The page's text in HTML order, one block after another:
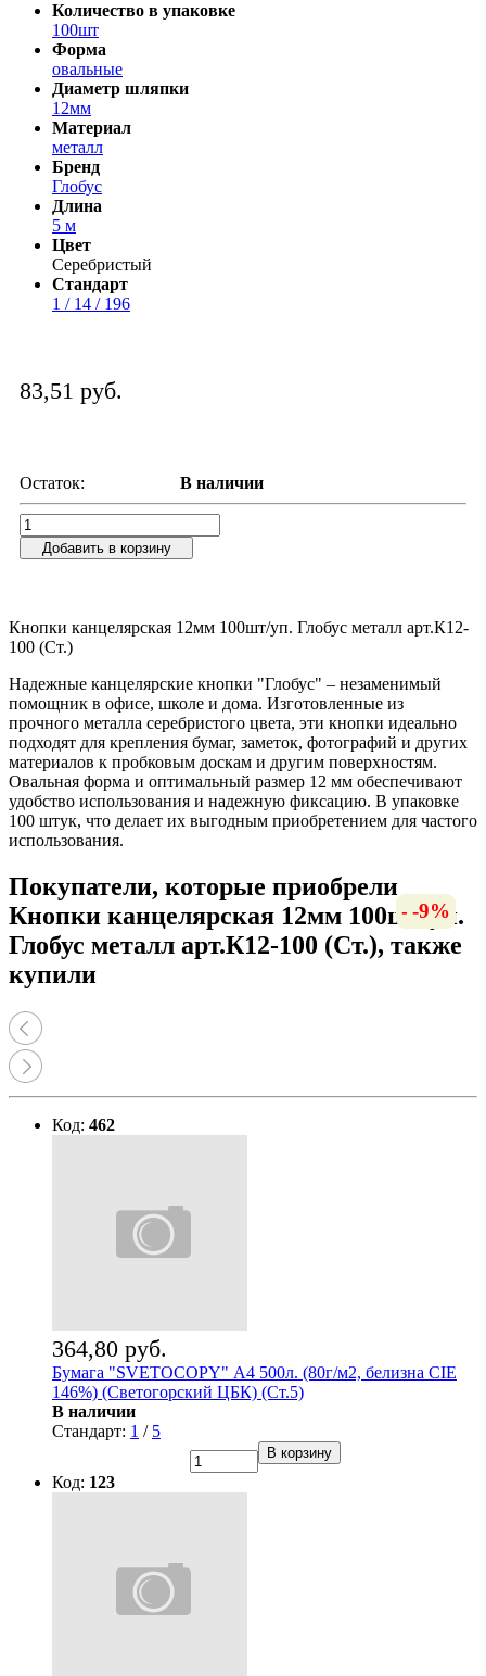
Количество в упаковке
100шт
Форма
овальные
Диаметр шляпки
12мм
Материал
металл
Бренд
Глобус
Длина
5 м
Цвет
Серебристый
Стандарт
1 / 14 / 196
83,51 руб.
Остаток: В наличии
Добавить в корзину
Кнопки канцелярская 12мм 100шт/уп. Глобус металл арт.К12-
100 (Ст.)
Надежные канцелярские кнопки "Глобус" – незаменимый
помощник в офисе, школе и дома. Изготовленные из
прочного металла серебристого цвета, эти кнопки идеально
подходят для крепления бумаг, заметок, фотографий и других
материалов к пробковым доскам и другим поверхностям.
Овальная форма и оптимальный размер 12 мм обеспечивают
удобство использования и надежную фиксацию. В упаковке
100 штук, что делает их выгодным приобретением для частого
использования.
Покупатели, которые приобрели
Кнопки канцелярская 12мм 100шт/уп.
Глобус металл арт.К12-100 (Ст.), также
купили
Код: 462
364,80 руб.
Бумага "SVETOCOPY" А4 500л. (80г/м2, белизна CIE
146%) (Светогорский ЦБК) (Ст.5)
В наличии
Стандарт: 1 / 5
В корзину
-7%
Код: 123
-8%
-6%
-8%
-10%
-6%
-12%
-9%